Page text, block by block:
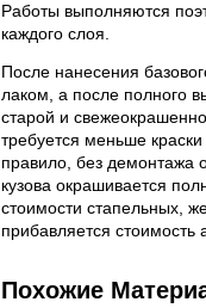
Работы выполняются
каждого слоя.
После нанесения
лаком, а после полного
старой и
требуется меньше
правило, без демонтажа
кузова окрашивается
стоимости стапельных,
прибавляется стоимость
Похожие